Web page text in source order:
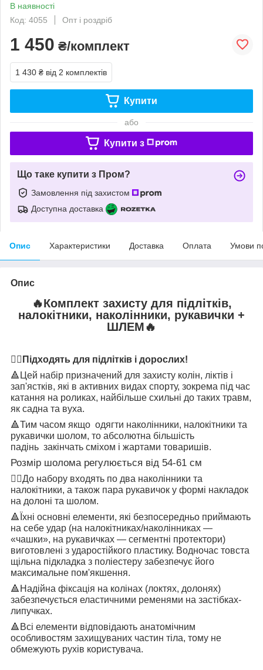
В наявності
Код: 4055
Опт і роздріб
1 450 ₴/комплект
1 430 ₴ від 2 комплектів
Купити
або
Купити з
Що таке купити з Пром?
Замовлення під захистом
Доступна доставка
Опис Характеристики Доставка Оплата Умови
Опис
🔥Комплект захисту для підлітків,
налокітники, наколінники, рукавички +
ШЛЕМ🔥
👉🏻 Підходять для підлітків і дорослих!
🔺 Цей набір призначений для захисту колін, ліктів і
зап'ястків, які в активних видах спорту, зокрема під час
катання на роликах, найбільше схильні до таких травм,
як садна та вуха.
🔺Тим часом якщо одягти наколінники, налокітники та
рукавички шолом, то абсолютна більшість
падінь закінчать сміхом і жартами товаришів.
Розмір шолома регулюється від 54-61 см
👉🏻До набору входять по два наколінники та
налокітники, а також пара рукавичок у формі накладок
на долоні та шолом.
🔺 Їхні основні елементи, які безпосередньо приймають
на себе удар (на налокітниках/наколінниках —
«чашки», на рукавичках — сегментні протектори)
виготовлені з ударостійкого пластику. Водночас товста
щільна підкладка з поліестеру забезпечує його
максимальне пом'якшення.
🔺 Надійна фіксація на колінах (локтях, долонях)
забезпечується еластичними ременями на застібках-
липучках.
🔺 Всі елементи відповідають анатомічним
особливостям захищуваних частин тіла, тому не
обмежують рухів користувача.